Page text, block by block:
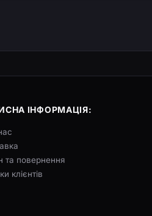
ІНФОРМАЦІЯ:
та повернення
клієнтів